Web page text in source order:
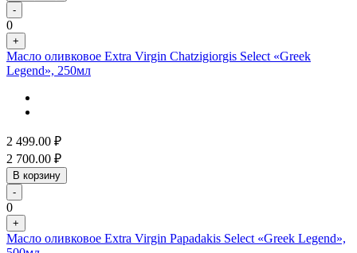
-
0
+
Масло оливковое Extra Virgin Chatzigiorgis Select «Greek
Legend», 250мл
2 499.00 ₽
2 700.00 ₽
В корзину
-
0
+
Масло оливковое Extra Virgin Papadakis Select «Greek Legend»,